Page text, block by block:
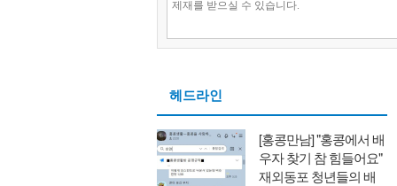
헤드라인
[홍콩만남] "홍콩에서 배
우자 찾기 참 힘들어요"
재외동포 청년들의 배